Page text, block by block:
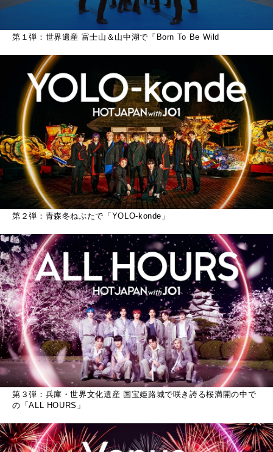
第１弾：世界遺産 富士山＆山中湖で「Born To Be Wild
第２弾：青森冬ねぶたで「YOLO-konde」
第３弾：兵庫・世界文化遺産 国宝姫路城で咲き誇る桜満開の中で
の「ALL HOURS」